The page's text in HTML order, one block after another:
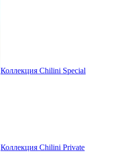
Коллекция Chilini Special
Коллекция Chilini Private